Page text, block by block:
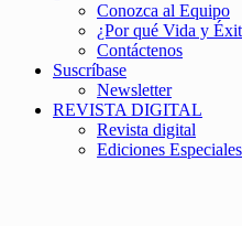
Conozca al Equipo
¿Por qué Vida y
Contáctenos
Suscríbase
Newsletter
REVISTA DIGITAL
Revista digital
Ediciones Especiales